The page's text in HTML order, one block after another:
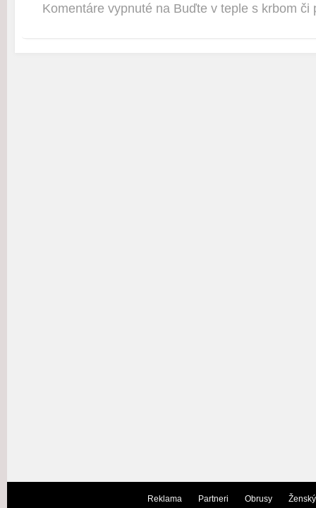
Komentáre vypnuté na Buďte v teple s krbom či
Reklama Partneri Obrusy